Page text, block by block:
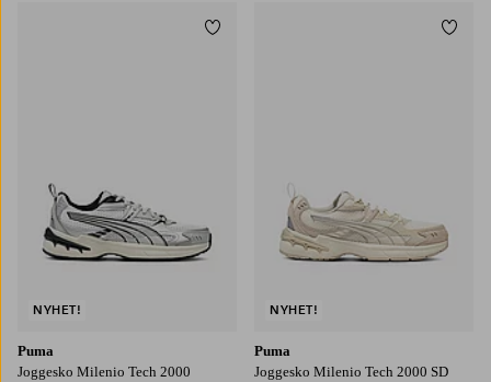
Puma
Joggesko Milenio Tech 2000
NYHET!
Legg til favoritter
Puma
Joggesko Milenio Tech 2000 SD
NYHET!